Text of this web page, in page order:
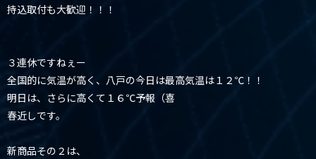
持込取付も大歓迎！！！
３連休ですねぇー
全国的に気温が高く、八戸の今日は最高気温は１２℃！！
明日は、さらに高くて１６℃予報（喜
春近しです。
新商品その２は、